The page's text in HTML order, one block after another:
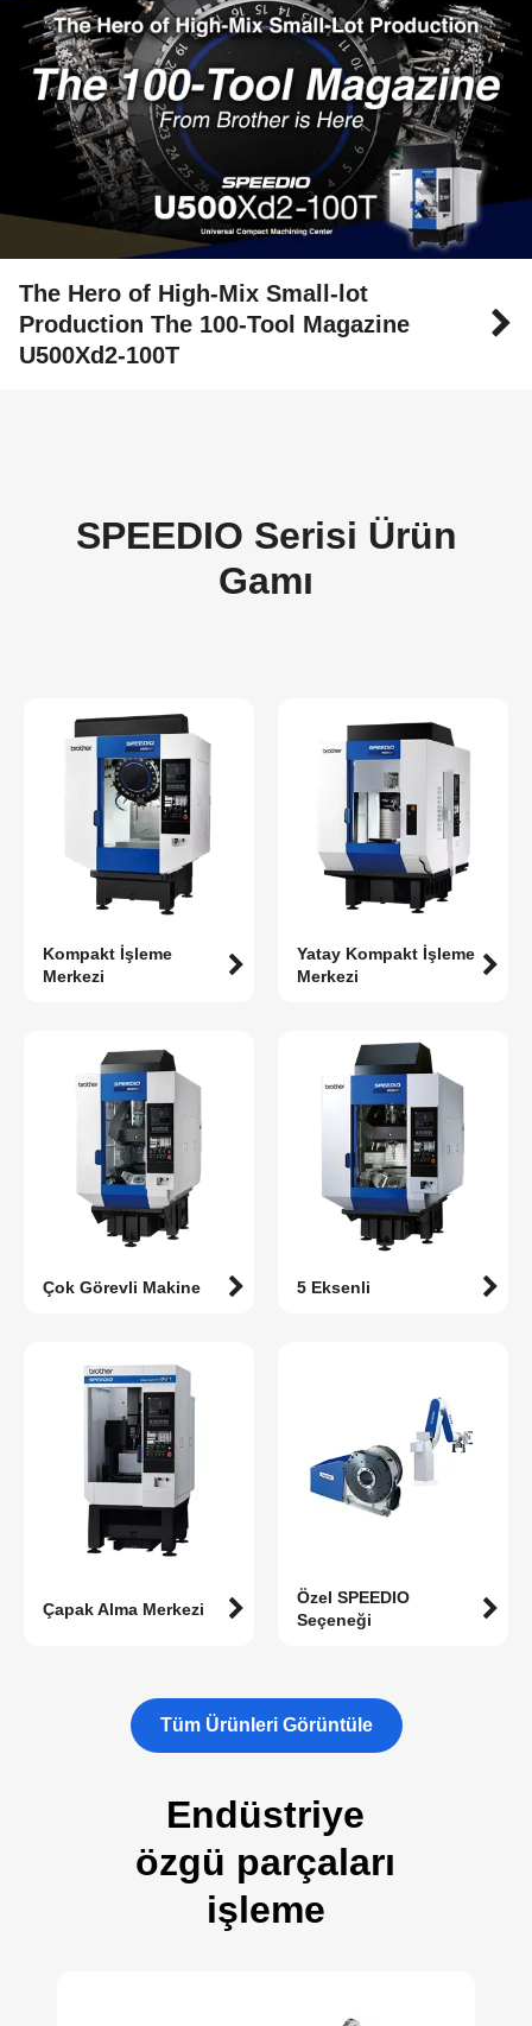
The Hero of High-Mix Small-lot
Production The 100-Tool Magazine
U500Xd2-100T
SPEEDIO Serisi Ürün
Gamı
Kompakt İşleme
Merkezi
Yatay Kompakt İşleme
Merkezi
Çok Görevli Makine 5 Eksenli
Çapak Alma Merkezi
Özel SPEEDIO
Seçeneği
Tüm Ürünleri Görüntüle
Endüstriye
özgü parçaları
işleme